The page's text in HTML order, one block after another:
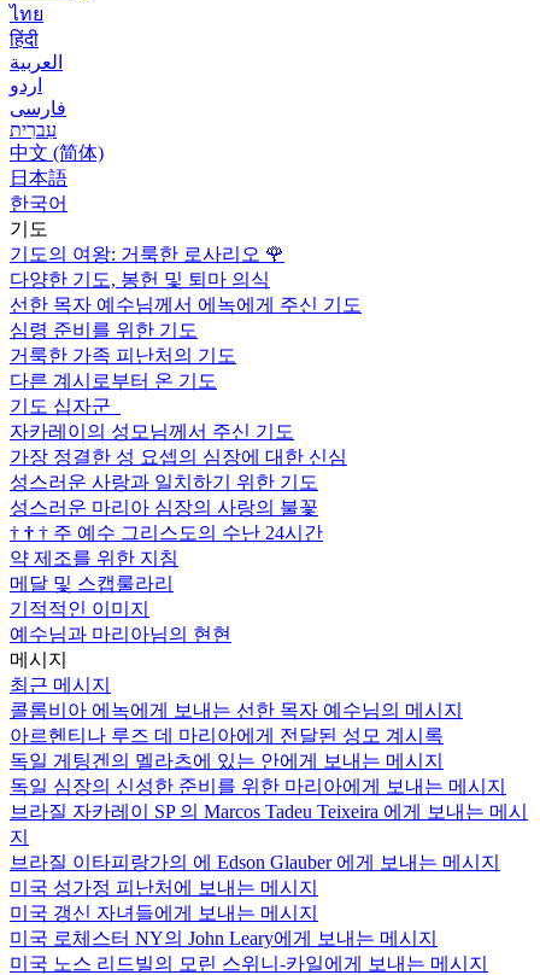
ไทย
हिंदी
العربية
اردو
فارسی
עִברִית
中文 (简体)
日本語
한국어
기도
기도의 여왕: 거룩한 로사리오 🌹
다양한 기도, 봉헌 및 퇴마 의식
선한 목자 예수님께서 에녹에게 주신 기도
심령 준비를 위한 기도
거룩한 가족 피난처의 기도
다른 계시로부터 온 기도
기도 십자군
자카레이의 성모님께서 주신 기도
가장 정결한 성 요셉의 심장에 대한 신심
성스러운 사랑과 일치하기 위한 기도
성스러운 마리아 심장의 사랑의 불꽃
† † † 주 예수 그리스도의 수난 24시간
약 제조를 위한 지침
메달 및 스캡룰라리
기적적인 이미지
예수님과 마리아님의 현현
메시지
최근 메시지
콜롬비아 에녹에게 보내는 선한 목자 예수님의 메시지
아르헨티나 루즈 데 마리아에게 전달된 성모 계시록
독일 게팅겐의 멜라츠에 있는 안에게 보내는 메시지
독일 심장의 신성한 준비를 위한 마리아에게 보내는 메시지
브라질 자카레이 SP 의 Marcos Tadeu Teixeira 에게 보내는 메시
지
브라질 이타피랑가의 에 Edson Glauber 에게 보내는 메시지
미국 성가정 피난처에 보내는 메시지
미국 갱신 자녀들에게 보내는 메시지
미국 로체스터 NY의 John Leary에게 보내는 메시지
미국 노스 리드빌의 모린 스위니-카일에게 보내는 메시지